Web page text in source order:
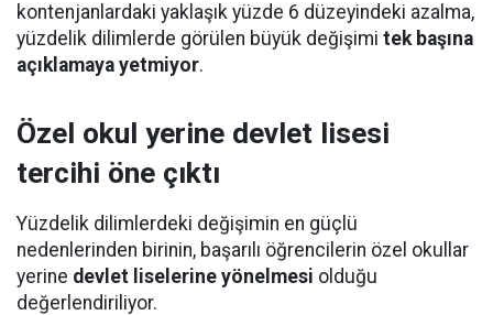
kontenjanlardaki yaklaşık yüzde 6 düzeyindeki azalma,
yüzdelik dilimlerde görülen büyük değişimi tek başına
açıklamaya yetmiyor.
Özel okul yerine devlet lisesi
tercihi öne çıktı
Yüzdelik dilimlerdeki değişimin en güçlü
nedenlerinden birinin, başarılı öğrencilerin özel okullar
yerine devlet liselerine yönelmesi olduğu
değerlendiriliyor.